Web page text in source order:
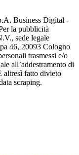
Business Digital -
la pubblicità
sede legale
46, 20093 Cologno
trasmessi e/o
all’addestramento di
altresì fatto divieto
scraping.